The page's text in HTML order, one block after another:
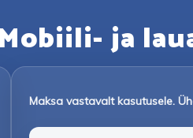
ja
Maksa vastavalt kasutusele.